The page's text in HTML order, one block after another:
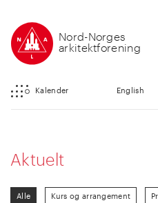
Nord-Norges
arkitektforening
Kalender English
Aktuelt
Alle Kurs og arrangement